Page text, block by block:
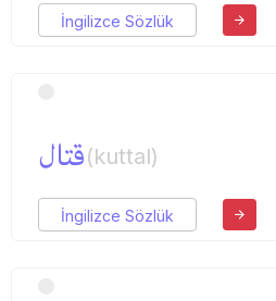
İngilizce Sözlük
قتال(kuttal)
İngilizce Sözlük